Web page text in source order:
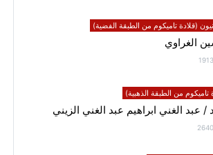
(قلادة تاميكوم من الطبقة الفضية)
الغراوي
1913
من الطبقة الذهبية)
الغني ابراهيم عبد الغني الزيني
2640